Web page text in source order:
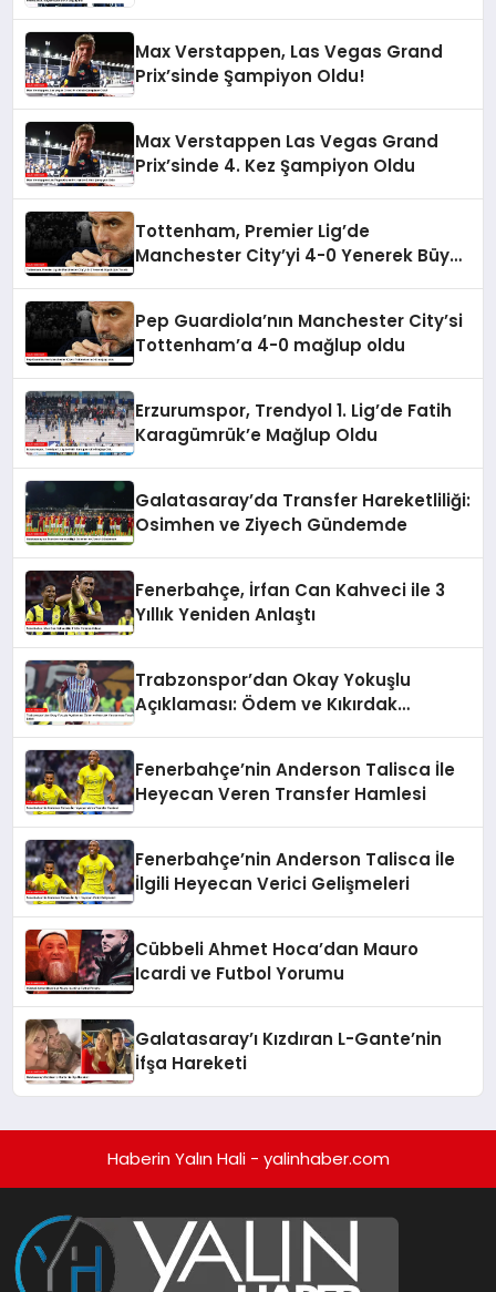
Max Verstappen, Las Vegas Grand
Prix’sinde Şampiyon Oldu!
Max Verstappen Las Vegas Grand
Prix’sinde 4. Kez Şampiyon Oldu
Tottenham, Premier Lig’de
Manchester City’yi 4-0 Yenerek Büyük
Pep Guardiola’nın Manchester City’si
Tottenham’a 4-0 mağlup oldu
Erzurumspor, Trendyol 1. Lig’de Fatih
Karagümrük’e Mağlup Oldu
Galatasaray’da Transfer Hareketliliği:
Osimhen ve Ziyech Gündemde
Fenerbahçe, İrfan Can Kahveci ile 3
Yıllık Yeniden Anlaştı
Trabzonspor’dan Okay Yokuşlu
Açıklaması: Ödem ve Kıkırdak
Fenerbahçe’nin Anderson Talisca İle
Heyecan Veren Transfer Hamlesi
Fenerbahçe’nin Anderson Talisca İle
İlgili Heyecan Verici Gelişmeleri
Cübbeli Ahmet Hoca’dan Mauro
Icardi ve Futbol Yorumu
Galatasaray’ı Kızdıran L-Gante’nin
İfşa Hareketi
Haberin Yalın Hali - yalinhaber.com